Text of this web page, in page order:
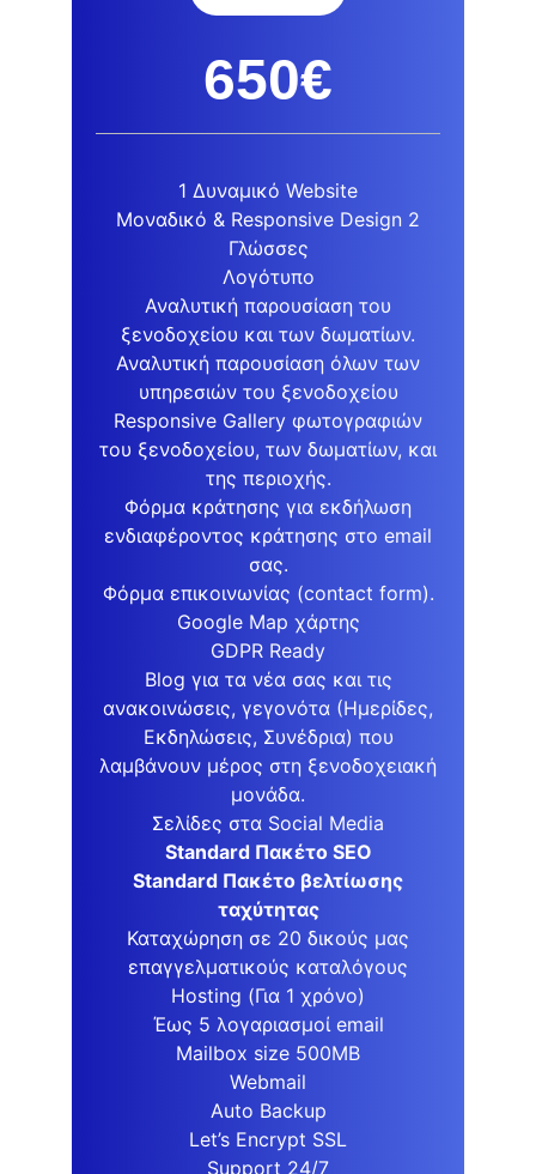
650€
1 Δυναμικό Website
Μοναδικό & Responsive Design 2
Γλώσσες
Λογότυπο
Αναλυτική παρουσίαση του
ξενοδοχείου και των δωματίων.
Αναλυτική παρουσίαση όλων των
υπηρεσιών του ξενοδοχείου
Responsive Gallery φωτογραφιών
του ξενοδοχείου, των δωματίων, και
της περιοχής.
Φόρμα κράτησης για εκδήλωση
ενδιαφέροντος κράτησης στο email
σας.
Φόρμα επικοινωνίας (contact form).
Google Map χάρτης
GDPR Ready
Blog για τα νέα σας και τις
ανακοινώσεις, γεγονότα (Ημερίδες,
Εκδηλώσεις, Συνέδρια) που
λαμβάνουν μέρος στη ξενοδοχειακή
μονάδα.
Σελίδες στα Social Media
Standard Πακέτο SEO
Standard Πακέτο βελτίωσης
ταχύτητας
Καταχώρηση σε 20 δικούς μας
επαγγελματικούς καταλόγους
Hosting (Για 1 χρόνο)
Έως 5 λογαριασμοί email
Mailbox size 500MB
Webmail
Auto Backup
Let’s Encrypt SSL
Support 24/7